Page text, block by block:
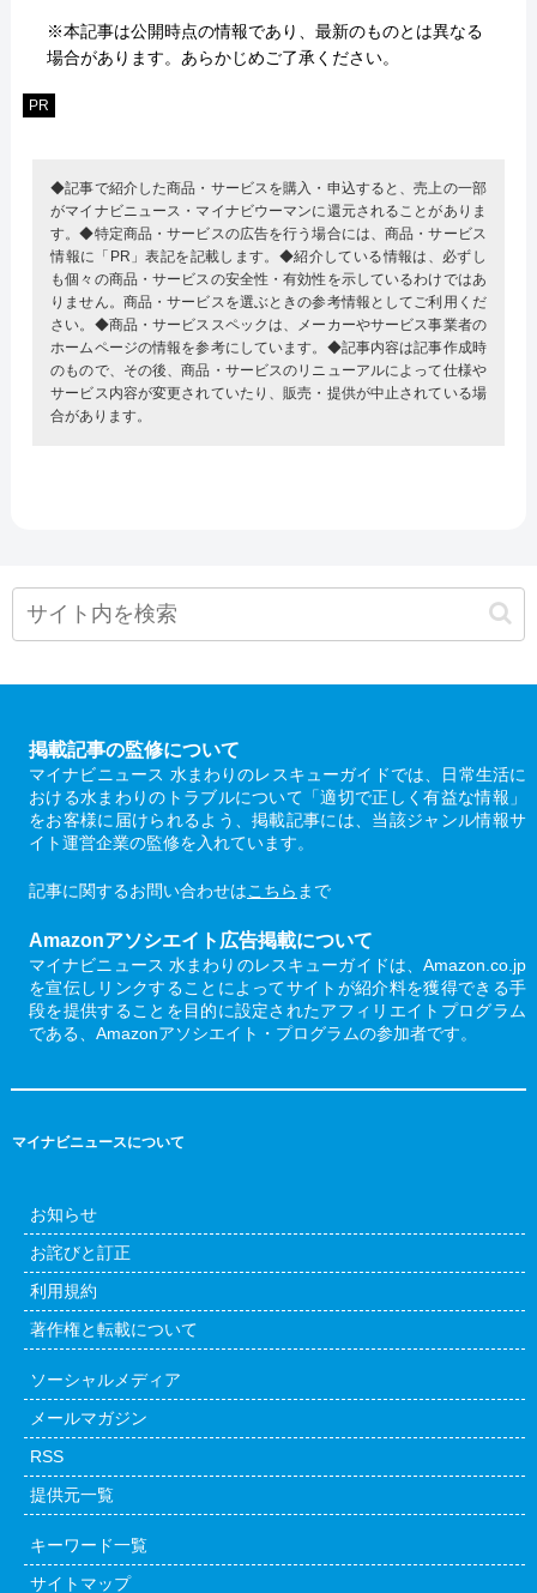
※本記事は公開時点の情報であり、最新のものとは異なる
場合があります。あらかじめご了承ください。
PR
◆記事で紹介した商品・サービスを購入・申込すると、売上の一部
がマイナビニュース・マイナビウーマンに還元されることがありま
す。◆特定商品・サービスの広告を行う場合には、商品・サービス
情報に「PR」表記を記載します。◆紹介している情報は、必ずし
も個々の商品・サービスの安全性・有効性を示しているわけではあ
りません。商品・サービスを選ぶときの参考情報としてご利用くだ
さい。◆商品・サービススペックは、メーカーやサービス事業者の
ホームページの情報を参考にしています。◆記事内容は記事作成時
のもので、その後、商品・サービスのリニューアルによって仕様や
サービス内容が変更されていたり、販売・提供が中止されている場
合があります。
掲載記事の監修について
マイナビニュース 水まわりのレスキューガイドでは、日常生活に
おける水まわりのトラブルについて「適切で正しく有益な情報」
をお客様に届けられるよう、掲載記事には、当該ジャンル情報サ
イト運営企業の監修を入れています。
記事に関するお問い合わせはこちら まで
Amazonアソシエイト広告掲載について
マイナビニュース 水まわりのレスキューガイドは、Amazon.co.jp
を宣伝しリンクすることによってサイトが紹介料を獲得できる手
段を提供することを目的に設定されたアフィリエイトプログラム
である、Amazonアソシエイト・プログラムの参加者です。
マイナビニュースについて
お知らせ
お詫びと訂正
利用規約
著作権と転載について
ソーシャルメディア
メールマガジン
RSS
提供元一覧
キーワード一覧
サイトマップ